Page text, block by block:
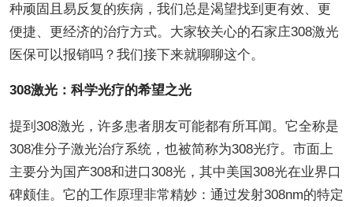
种顽固且易反复的疾病，我们总是渴望找到更有效、更
便捷、更经济的治疗方式。大家较关心的石家庄308激光
医保可以报销吗？我们接下来就聊聊这个。
308激光：科学光疗的希望之光
提到308激光，许多患者朋友可能都有所耳闻。它全称是
308准分子激光治疗系统，也被简称为308光疗。市面上
主要分为国产308和进口308光，其中美国308光在业界口
碑颇佳。它的工作原理非常精妙：通过发射308nm的特定